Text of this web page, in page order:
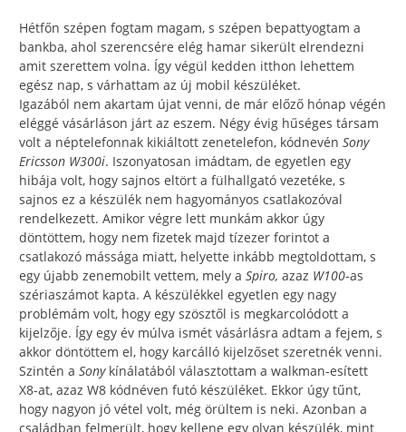
Hétfőn szépen fogtam magam, s szépen bepattyogtam a
bankba, ahol szerencsére elég hamar sikerült elrendezni
amit szerettem volna. Így végül kedden itthon lehettem
egész nap, s várhattam az új mobil készüléket.
Igazából nem akartam újat venni, de már előző hónap végén
eléggé vásárláson járt az eszem. Négy évig hűséges társam
volt a néptelefonnak kikiáltott zenetelefon, kódnevén Sony
Ericsson W300i. Iszonyatosan imádtam, de egyetlen egy
hibája volt, hogy sajnos eltört a fülhallgató vezetéke, s
sajnos ez a készülék nem hagyományos csatlakozóval
rendelkezett. Amikor végre lett munkám akkor úgy
döntöttem, hogy nem fizetek majd tízezer forintot a
csatlakozó mássága miatt, helyette inkább megtoldottam, s
egy újabb zenemobilt vettem, mely a Spiro, azaz W100-as
szériaszámot kapta. A készülékkel egyetlen egy nagy
problémám volt, hogy egy szösztől is megkarcolódott a
kijelzője. Így egy év múlva ismét vásárlásra adtam a fejem, s
akkor döntöttem el, hogy karcálló kijelzőset szeretnék venni.
Szintén a Sony kínálatából választottam a walkman-esített
X8-at, azaz W8 kódnéven futó készüléket. Ekkor úgy tűnt,
hogy nagyon jó vétel volt, még örültem is neki. Azonban a
családban felmerült, hogy kellene egy olyan készülék, mint